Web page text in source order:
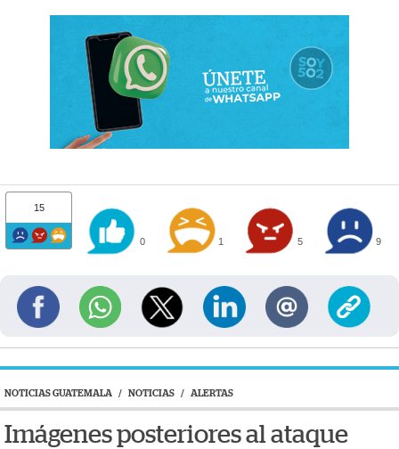
15
0 1 5 9
NOTICIAS GUATEMALA / NOTICIAS / ALERTAS
Imágenes posteriores al ataque